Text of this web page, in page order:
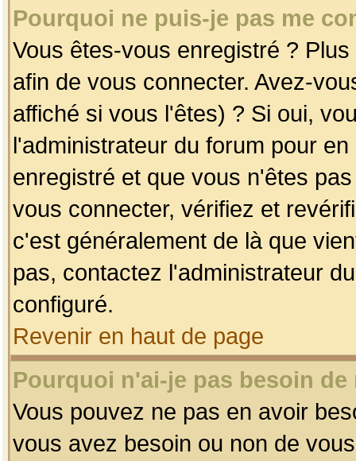
Pourquoi ne puis-je pas me
Vous êtes-vous enregistré ?
afin de vous connecter. Avez-
affiché si vous l'êtes) ? Si oui,
l'administrateur du forum pour
enregistré et que vous n'êtes
vous connecter, vérifiez et
c'est généralement de là que
pas, contactez l'administrateur
configuré.
Revenir en haut de page
Pourquoi n'ai-je pas besoin
Vous pouvez ne pas en avoir
vous avez besoin ou non de